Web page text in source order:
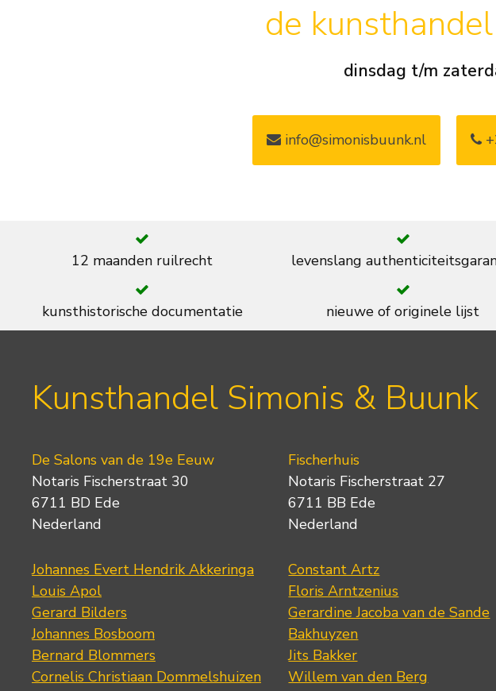
de
dinsdag t/m
info@simonisbuunk.nl
12 maanden ruilrecht levenslang
kunsthistorische documentatie nieuwe of originele lijst
Kunsthandel Simonis & Buunk
De Salons van de 19e Eeuw
Notaris Fischerstraat 30
6711 BD Ede
Nederland
Johannes Evert Hendrik Akkeringa
Louis Apol
Gerard Bilders
Johannes Bosboom
Bernard Blommers
Cornelis Christiaan Dommelshuizen
Fischerhuis
Notaris Fischerstraat 27
6711 BB Ede
Nederland
Constant Artz
Floris Arntzenius
Gerardine Jacoba van de Sande
Bakhuyzen
Jits Bakker
Willem van den Berg